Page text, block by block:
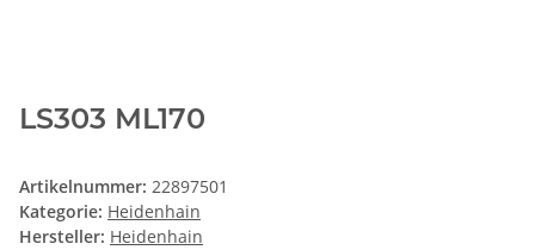
LS303 ML170
Artikelnummer: 22897501
Kategorie: Heidenhain
Hersteller: Heidenhain